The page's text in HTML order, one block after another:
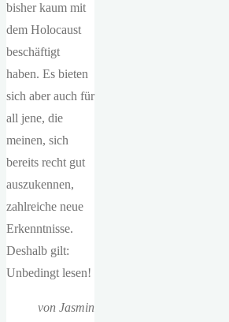
bisher kaum mit
dem Holocaust
beschäftigt
haben. Es bieten
sich aber auch für
all jene, die
meinen, sich
bereits recht gut
auszukennen,
zahlreiche neue
Erkenntnisse.
Deshalb gilt:
Unbedingt lesen!
von Jasmin